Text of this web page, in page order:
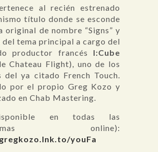
al recién estrenado
título donde se esconde
original de nombre “Signs” y
del tema principal a cargo del
productor francés I:Cube
Chateau Flight), uno de los
del ya citado French Touch.
por el propio Greg Kozo y
en Chab Mastering.
en todas las
online):
youFa